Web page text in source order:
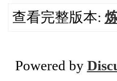
查看完整版本:
Powered by